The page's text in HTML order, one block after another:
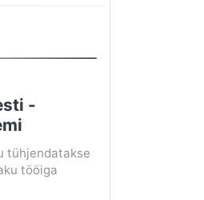
-
tühjendatakse
tööiga